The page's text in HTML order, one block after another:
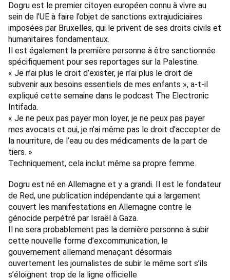
Dogru est le premier citoyen européen connu à vivre au
sein de l’UE à faire l’objet de sanctions extrajudiciaires
imposées par Bruxelles, qui le privent de ses droits civils et
humanitaires fondamentaux.
Il est également la première personne à être sanctionnée
spécifiquement pour ses reportages sur la Palestine.
« Je n’ai plus le droit d’exister, je n’ai plus le droit de
subvenir aux besoins essentiels de mes enfants », a-t-il
expliqué cette semaine dans le podcast The Electronic
Intifada.
« Je ne peux pas payer mon loyer, je ne peux pas payer
mes avocats et oui, je n’ai même pas le droit d’accepter de
la nourriture, de l’eau ou des médicaments de la part de
tiers. »
Techniquement, cela inclut même sa propre femme.
Dogru est né en Allemagne et y a grandi. Il est le fondateur
de Red, une publication indépendante qui a largement
couvert les manifestations en Allemagne contre le
génocide perpétré par Israël à Gaza.
Il ne sera probablement pas la dernière personne à subir
cette nouvelle forme d’excommunication, le
gouvernement allemand menaçant désormais
ouvertement les journalistes de subir le même sort s’ils
s’éloignent trop de la ligne officielle